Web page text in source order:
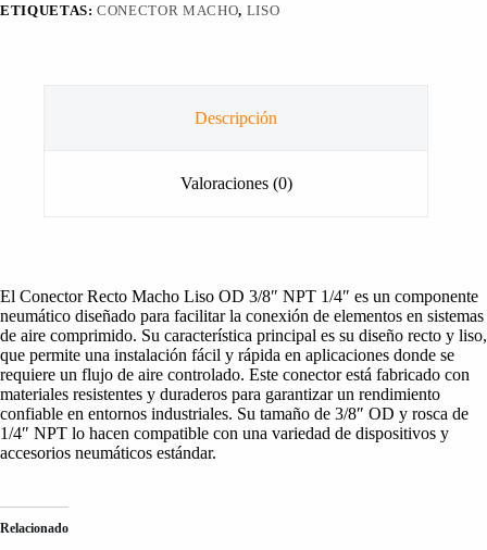
ETIQUETAS:CONECTOR MACHO, LISO
Descripción
Valoraciones (0)
El Conector Recto Macho Liso OD 3/8″ NPT 1/4″ es un componente
neumático diseñado para facilitar la conexión de elementos en sistemas
de aire comprimido. Su característica principal es su diseño recto y liso,
que permite una instalación fácil y rápida en aplicaciones donde se
requiere un flujo de aire controlado. Este conector está fabricado con
materiales resistentes y duraderos para garantizar un rendimiento
confiable en entornos industriales. Su tamaño de 3/8″ OD y rosca de
1/4″ NPT lo hacen compatible con una variedad de dispositivos y
accesorios neumáticos estándar.
Relacionado